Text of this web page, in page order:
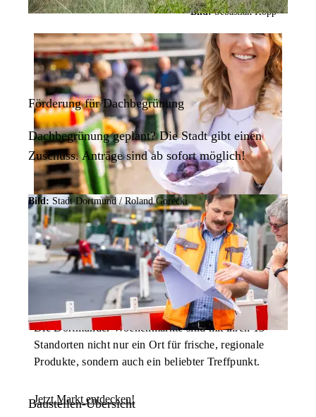
Bild: Sebastian Hopp
Frisch und lokal: Die
Dortmunder
Wochenmärkte
Die Dortmunder Wochenmärkte sind mit ihren 13
Standorten nicht nur ein Ort für frische, regionale
Produkte, sondern auch ein beliebter Treffpunkt.
Jetzt Markt entdecken!
Förderung für Dachbegrünung
Dachbegrünung geplant? Die Stadt gibt einen
Zuschuss. Anträge sind ab sofort möglich!
Bild: Stadt Dortmund / Roland Gorecki
Baustellen-Übersicht